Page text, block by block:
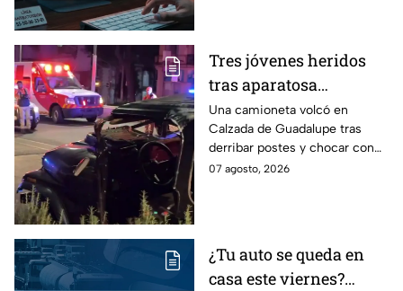
Tres jóvenes heridos
tras aparatosa
volcadura en Tepeyac
Insurgentes y operativo
en la Juárez, mientras
dormía
Una camioneta volcó en
Calzada de Guadalupe tras
derribar postes y chocar con
un árbol, dejando a tres
07 agosto, 2026
¿Tu auto se queda en
casa este viernes?